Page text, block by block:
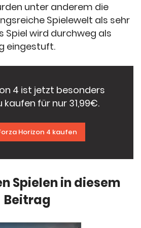
unter anderem die
Spielewelt als sehr
Spiel wird durchweg als
eingestuft.
4 ist jetzt besonders
kaufen für nur 31,99€.
Horizon 4 kaufen
Spielen in diesem
Beitrag